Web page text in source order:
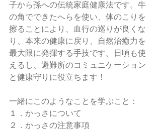
子から孫への伝統家庭健康法です。牛
の角でできたへらを使い、体のこりを
擦ることにより、血行の巡りが良くな
り、本来の健康に戻り、自然治癒力を
最大限に発揮する手技です。日頃も使
えるし、避難所のコミュニケーション
と健康守りに役立ちます！
一緒にこのようなことを学ぶこと：
１．かっさについて
２．かっさの注意事項